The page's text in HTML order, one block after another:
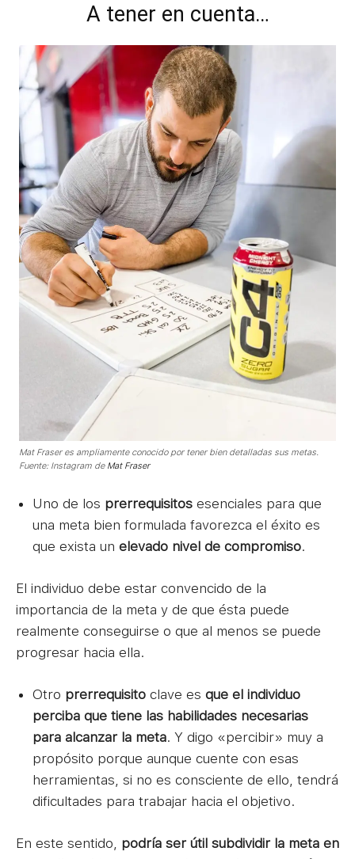
A tener en cuenta…
Mat Fraser es ampliamente conocido por tener bien detalladas sus metas.
Fuente: Instagram de Mat Fraser
Uno de los prerrequisitos esenciales para que
una meta bien formulada favorezca el éxito es
que exista un elevado nivel de compromiso.
El individuo debe estar convencido de la
importancia de la meta y de que ésta puede
realmente conseguirse o que al menos se puede
progresar hacia ella.
Otro prerrequisito clave es que el individuo
perciba que tiene las habilidades necesarias
para alcanzar la meta. Y digo «percibir» muy a
propósito porque aunque cuente con esas
herramientas, si no es consciente de ello, tendrá
dificultades para trabajar hacia el objetivo.
En este sentido, podría ser útil subdividir la meta en